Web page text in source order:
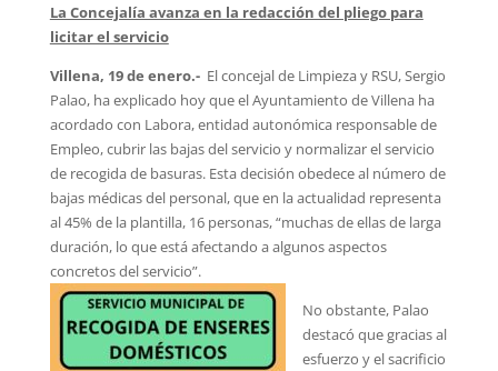
La Concejalía avanza en la redacción del pliego para
licitar el servicio
Villena, 19 de enero.- El concejal de Limpieza y RSU, Sergio
Palao, ha explicado hoy que el Ayuntamiento de Villena ha
acordado con Labora, entidad autonómica responsable de
Empleo, cubrir las bajas del servicio y normalizar el servicio
de recogida de basuras. Esta decisión obedece al número de
bajas médicas del personal, que en la actualidad representa
al 45% de la plantilla, 16 personas, “muchas de ellas de larga
duración, lo que está afectando a algunos aspectos
concretos del servicio”.
No obstante, Palao
destacó que gracias al
esfuerzo y el sacrificio